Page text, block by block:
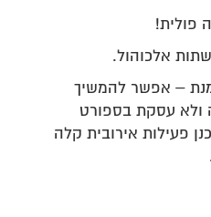
פולית!
אלכוהול.
– אפשר להמשיך
ולא עסקת בספורט
פעילות אירובית קלה